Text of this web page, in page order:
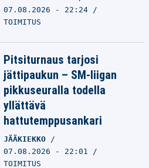
07.08.2026 - 22:24
TOIMITUS
Pitsiturnaus tarjosi
jättipaukun – SM-liigan
pikkuseuralla todella
yllättävä
hattutemppusankari
JÄÄKIEKKO
07.08.2026 - 22:01
TOIMITUS